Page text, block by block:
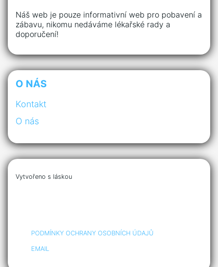
Náš web je pouze informativní web pro pobavení a
zábavu, nikomu nedáváme lékařské rady a
doporučení!
O NÁS
Kontakt
O nás
Vytvořeno s láskou
PODMÍNKY OCHRANY OSOBNÍCH ÚDAJŮ
EMAIL